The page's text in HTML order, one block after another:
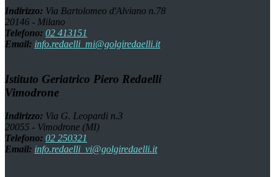
Indirizzo: Via Bartolomeo d'Alviano n.78
20146 - Milano
Telefono: 02 413151
Email: info.redaelli_mi@golgiredaelli.it
Istituto Geriatrico Piero Redaelli
Vimodrone
Indirizzo: Via G. Leopardi n.3
20055 - Vimodrone (MI)
Telefono: 02 250321
Email: info.redaelli_vi@golgiredaelli.it